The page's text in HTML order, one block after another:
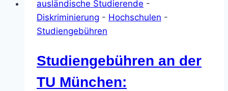
änderungsgesetz
BW
ausländische Studierende -
Diskriminierung - Hochschulen -
Studiengebühren
Studiengebühren an der
TU München: